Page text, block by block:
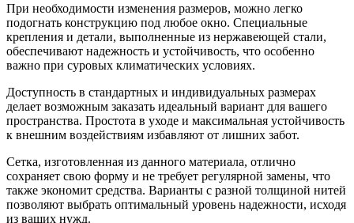
При необходимости изменения размеров, можно легко
подогнать конструкцию под любое окно. Специальные
крепления и детали, выполненные из нержавеющей стали,
обеспечивают надежность и устойчивость, что особенно
важно при суровых климатических условиях.
Доступность в стандартных и индивидуальных размерах
делает возможным заказать идеальный вариант для вашего
пространства. Простота в уходе и максимальная устойчивость
к внешним воздействиям избавляют от лишних забот.
Сетка, изготовленная из данного материала, отлично
сохраняет свою форму и не требует регулярной замены, что
также экономит средства. Варианты с разной толщиной нитей
позволяют выбрать оптимальный уровень надежности, исходя
из ваших нужд.